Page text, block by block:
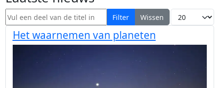
Vul een deel van de titel in Filter Wissen Toon #
Het waarnemen van planeten